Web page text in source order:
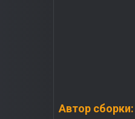
Автор